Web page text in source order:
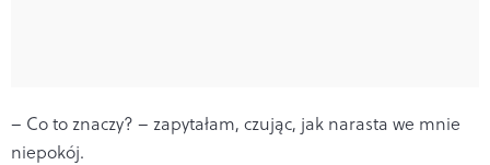
– Co to znaczy? – zapytałam, czując, jak narasta we mnie
niepokój.